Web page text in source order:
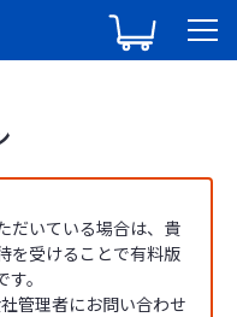
だいている場合は、貴
を受けることで有料版
。
管理者にお問い合わせ